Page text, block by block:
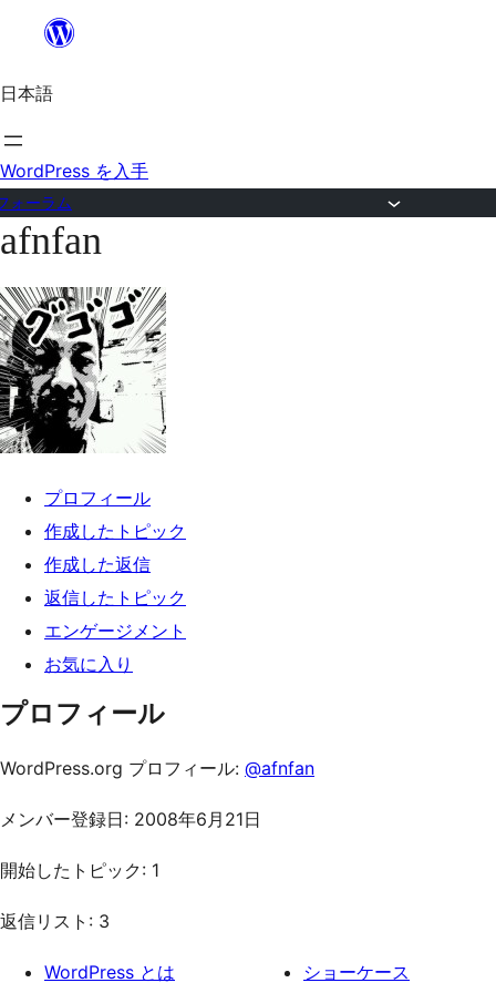
を
ス
キ
ッ
プ
日本語
WordPress を入手
ォーラム
コ
テ
ン
ツ
へ
ス
afnfan
プロフィール
作成したトピック
作成した返信
返信したトピック
エンゲージメント
お気に入り
プロフィール
WordPress.org プロフィール: @afnfan
メンバー登録日: 2008年6月21日
開始したトピック: 1
返信リスト: 3
WordPress とは ショーケース